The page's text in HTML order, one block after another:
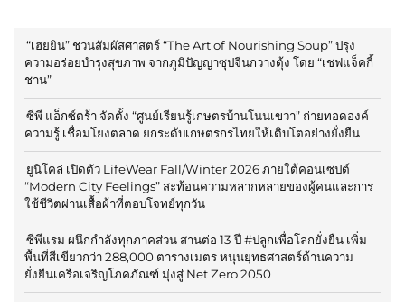
“เฮยยิน” ชวนสัมผัสศาสตร์ “The Art of Nourishing Soup” ปรุง
ความอร่อยบำรุงสุขภาพ จากภูมิปัญญาซุปจีนกวางตุ้ง โดย “เชฟแจ็คกี้
ชาน”
ซีพี แอ็กซ์ตร้า จัดตั้ง “ศูนย์เรียนรู้เกษตรบ้านโนนเขวา” ถ่ายทอดองค์
ความรู้ เชื่อมโยงตลาด ยกระดับเกษตรกรไทยให้เติบโตอย่างยั่งยืน
ยูนิโคล่ เปิดตัว LifeWear Fall/Winter 2026 ภายใต้คอนเซปต์
“Modern City Feelings” สะท้อนความหลากหลายของผู้คนและการ
ใช้ชีวิตผ่านเสื้อผ้าที่ตอบโจทย์ทุกวัน
ซีพีแรม ผนึกกำลังทุกภาคส่วน สานต่อ 13 ปี #ปลูกเพื่อโลกยั่งยืน เพิ่ม
พื้นที่สีเขียวกว่า 288,000 ตารางเมตร หนุนยุทธศาสตร์ด้านความ
ยั่งยืนเครือเจริญโภคภัณฑ์ มุ่งสู่ Net Zero 2050